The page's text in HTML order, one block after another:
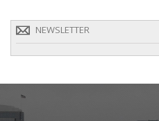
NEWSLETTER